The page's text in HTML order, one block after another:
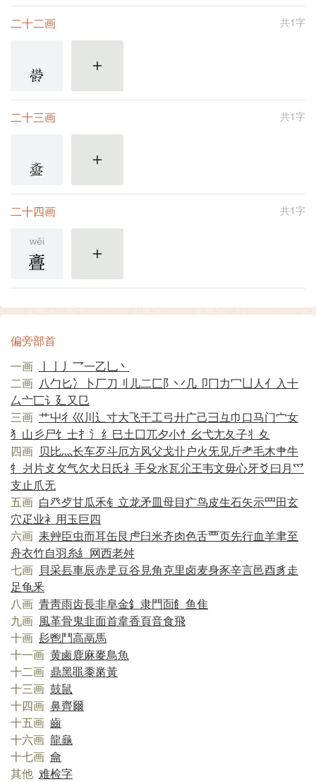
共1字
二十二画
更多
共1字
二十三画
更多
共1字
二十四画
wěi
斖 更多
偏旁部首
一画
丨 亅 丿 乛一乙乚丶
二画 八勹匕冫 卜厂刀 刂 儿二匚阝 丷几 卩冂力冖凵人亻 入十
厶亠匸讠 廴 又㔾
三画 艹屮彳 巛川辶 寸大飞干工弓廾广己彐彑巾口马门宀女
犭 山彡尸饣 士扌 氵 纟 巳土囗兀夕小忄 幺弋尢夂子丬 夊
四画 贝比灬长车歹斗厄方风父戈卝户火旡见斤耂毛木肀牛
牜 爿片攴攵气欠犬日氏礻 手殳水瓦尣王韦文毋心牙爻曰月爫
支止爪无
五画 白癶歺甘瓜禾钅 立龙矛皿母目疒鸟皮生石矢示罒田玄
穴疋业衤 用玉巨四
六画 耒艸臣虫而耳缶艮 虍臼米齐肉色舌覀页先行血羊聿至
舟衣竹自羽糸糹 网西老舛
七画 貝采镸車辰赤辵豆谷見角克里卤麦身豕辛言邑酉豸走
足龟釆
八画 青靑雨齿長非阜金釒 隶門靣飠 鱼隹
九画 風革骨鬼韭面首韋香頁音食飛
十画 髟鬯鬥高鬲馬
十一画 黄鹵鹿麻麥鳥魚
十二画 鼎黑黽黍黹黃
十三画 鼓鼠
十四画 鼻齊爾
十五画 齒
十六画 龍龜
十七画 龠
其他 难检字